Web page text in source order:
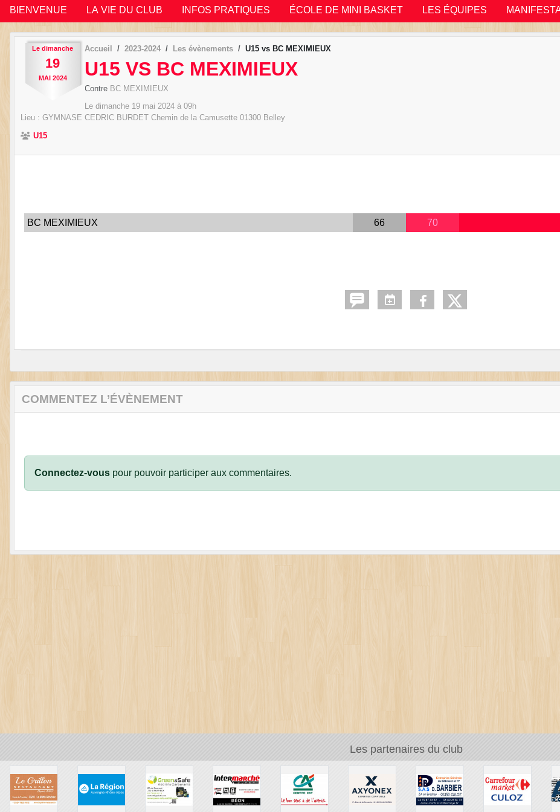
BIENVENUE LA VIE DU CLUB INFOS PRATIQUES ÉCOLE DE MINI BASKET LES ÉQUIPES
Le dimanche
19
MAI 2024
Accueil 2023-2024 Les évènements U15 vs BC MEXIMIEUX
U15 VS BC MEXIMIEUX
Contre BC MEXIMIEUX
Le dimanche 19 mai 2024 à 09h
Lieu : GYMNASE CEDRIC BURDET Chemin de la Camusette 01300 Belley
U15
BC MEXIMIEUX 66 70
COMMENTEZ L’ÉVÈNEMENT
Connectez-vous pour pouvoir participer aux commentaires.
Les partenaires du club